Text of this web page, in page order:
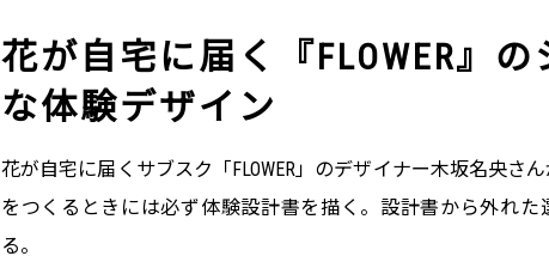
花が自宅に届く『FLOWER』の
な体験デザイン
花が自宅に届くサブスク「FLOWER」のデザイナー木坂名央さ
をつくるときには必ず体験設計書を描く。設計書から外れた
る。